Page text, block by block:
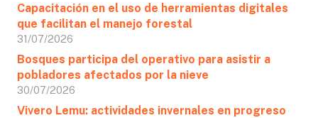
Capacitación en el uso de herramientas digitales
que facilitan el manejo forestal
31/07/2026
Bosques participa del operativo para asistir a
pobladores afectados por la nieve
30/07/2026
Vivero Lemu: actividades invernales en progreso